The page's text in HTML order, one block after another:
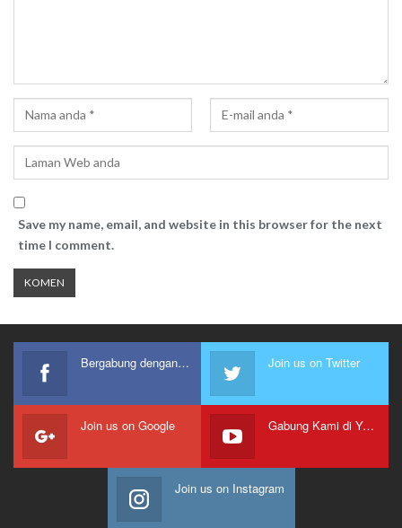
Save my name, email, and website in this browser for the next
time I comment.
Bergabung dengan kami Join us on Twitter
Join us on Google Gabung Kami di Youtube
Join us on Instagram